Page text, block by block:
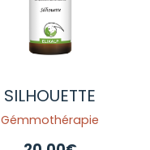
SILHOUETTE
Gémmothérapie